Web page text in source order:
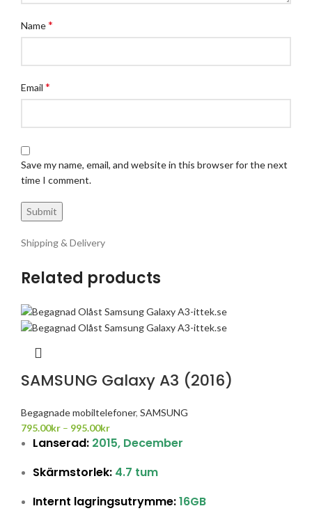
Name*
Email *
Save my name, email, and website in this browser for the next
time I comment.
Shipping & Delivery
Related products
SAMSUNG Galaxy A3 (2016)
Begagnade mobiltelefoner, SAMSUNG
795.00kr – 995.00kr
Lanserad: 2015, December
Skärmstorlek: 4.7 tum
Internt lagringsutrymme:16GB